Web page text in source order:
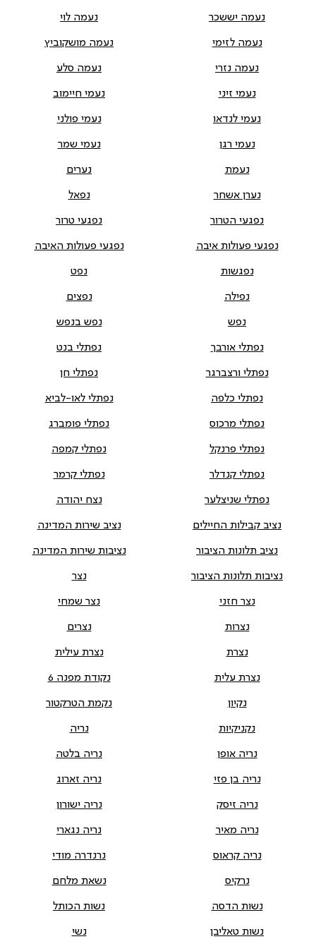
נעמה יששכר נעמה לוי
נעמה לזימי נעמה מושקוביץ
נעמה נזרי נעמה סלע
נעמי זיני נעמי חיימוב
נעמי לנדאו נעמי פולני
נעמי רגן נעמי שמר
נעמת נערים
נערן אשחר נפאל
נפגעי הטרור נפגעי טרור
נפגעי פעולות איבה נפגעי פעולות האיבה
נפגשות נפט
נפילה נפצים
נפש נפש בנפש
נפתלי אורבך נפתלי בנט
נפתלי ורצברגר נפתלי חן
נפתלי כלפה נפתלי לאו-לביא
נפתלי מרכוס נפתלי פומברג
נפתלי פרנקל נפתלי קמפה
נפתלי קנדלר נפתלי קרמר
נפתלי שניצלער נצח יהודה
נציב קבילות החיילים נציב שירות המדינה
נציב תלונות הציבור נציבות שירות המדינה
נציבות תלונות הציבור נצר
נצר חזני נצר שמחי
נצרות נצרים
נצרת נצרת עילית
נצרת עלית נקודת מפנה 6
נקיון נקמת הטרקטור
נקניקיות נריה
נריה אופן נריה בלטה
נריה בן פזי נריה זארוג
נריה זיסק נריה ישורון
נריה מאיר נריה נגארי
נריה קראוס נרנדרה מודי
נרקיס נשאת מלחם
נשות הדסה נשות הכותל
נשות טאליבן נשי